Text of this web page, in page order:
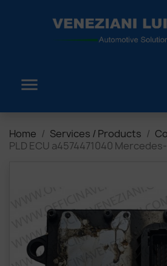

Home Services / Products
PLD ECU a4574471040